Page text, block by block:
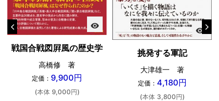
visibility
戦国合戦図屛風の歴史学
高橋修 著
定価： 9,900円
(本体 9,000円)
visibility
挑発する軍記
大津雄一 著
定価： 4,180円
(本体 3,800円)